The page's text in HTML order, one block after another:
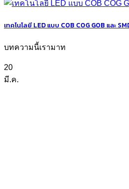
เทคโนโลยี LED แบบ COB COG GOB และ
บทความนี้เรามาท
20
มี.ค.